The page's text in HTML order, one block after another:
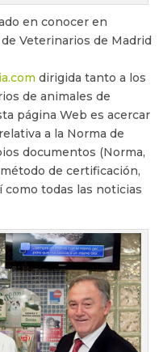
en conocer en
Veterinarios de Madrid
dirigida tanto a los
de animales de
página Web es acercar
a la Norma de
documentos (Norma,
de certificación,
como todas las noticias